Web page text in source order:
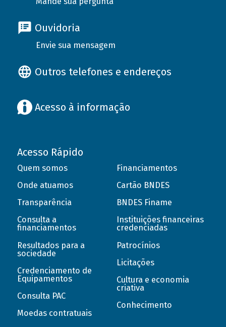
Ouvidoria
Envie sua mensagem
Outros telefones e endereços
Acesso à informação
Acesso Rápido
Quem somos
Onde atuamos
Transparência
Consulta a
financiamentos
Resultados para a
sociedade
Credenciamento de
Equipamentos
Consulta PAC
Moedas contratuais
Financiamentos
Cartão BNDES
BNDES Finame
Instituições financeiras
credenciadas
Patrocínios
Licitações
Cultura e economia
criativa
Conhecimento